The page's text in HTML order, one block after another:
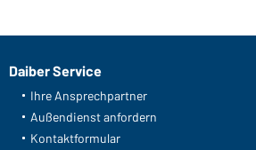
Daiber Service
Ihre Ansprechpartner
Außendienst anfordern
Kontaktformular